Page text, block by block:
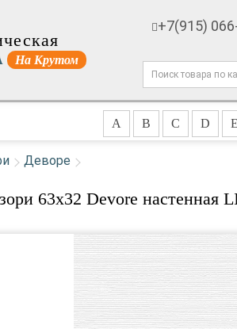
На Крутом
+7(915)
A B C D E
Деворе
63x32 Devore настенная